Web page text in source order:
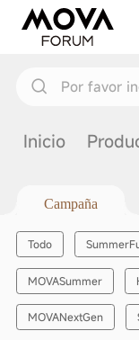
Por favor
Inicio
Campaña
Todo
MOVASummer
MOVANextGen